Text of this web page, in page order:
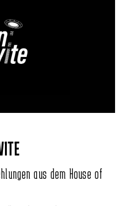
aus dem House of